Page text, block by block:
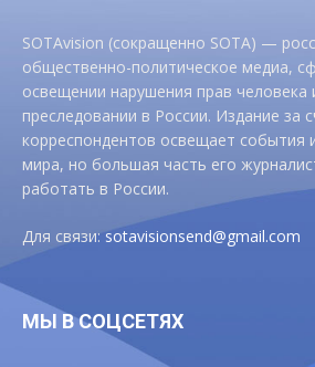
SOTAvision (сокращенно SOTA) —
общественно-политическое медиа,
освещении нарушения прав человека
преследовании в России. Издание за
корреспондентов освещает события
мира, но большая часть его
работать в России.
Для связи:sotavisionsend@gmail.com
МЫ В СОЦСЕТЯХ